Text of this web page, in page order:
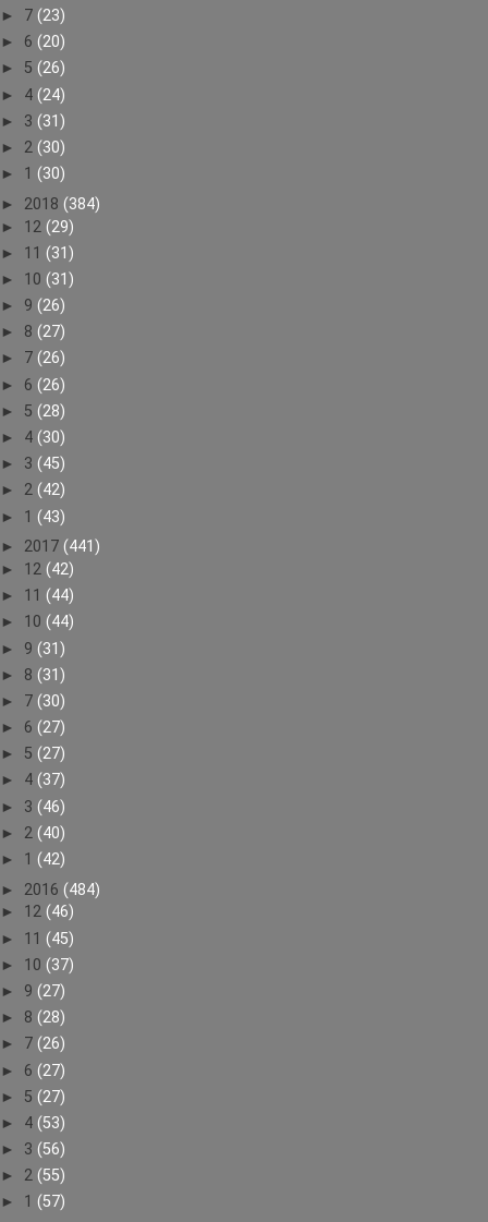
► 7 (23)
► 6 (20)
► 5 (26)
► 4 (24)
► 3 (31)
► 2 (30)
► 1 (30)
► 2018 (384)
► 12 (29)
► 11 (31)
► 10 (31)
► 9 (26)
► 8 (27)
►
7 (26)
► 6 (26)
► 5 (28)
► 4 (30)
► 3 (45)
► 2 (42)
► 1 (43)
► 2017 (441)
► 12 (42)
► 11 (44)
► 10 (44)
► 9 (31)
► 8 (31)
► 7 (30)
► 6 (27)
► 5 (27)
► 4 (37)
► 3 (46)
► 2 (40)
► 1 (42)
► 2016 (484)
► 12 (46)
► 11 (45)
► 10 (37)
► 9 (27)
► 8 (28)
► 7 (26)
► 6 (27)
► 5 (27)
► 4 (53)
► 3 (56)
► 2 (55)
► 1 (57)